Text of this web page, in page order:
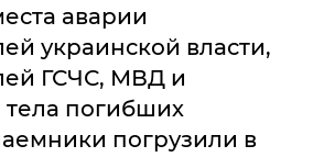
аварии
украинской власти,
ГСЧС, МВД и
тела погибших
погрузили в